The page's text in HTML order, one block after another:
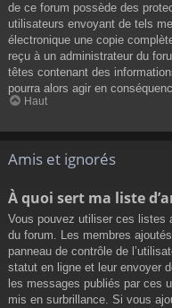
de ce forum possède des
utilisateurs envoyant de tels
électronique une copie
reçu à un administrateur du
têtes contenant des
pourra alors agir en
Haut
Amis et ignorés
À quoi sert ma liste
Vous pouvez utiliser ces listes
du forum. Les membres
panneau de contrôle de
statut en ligne et leur envoyer
les messages publiés par ces
mis en surbrillance. Si vous